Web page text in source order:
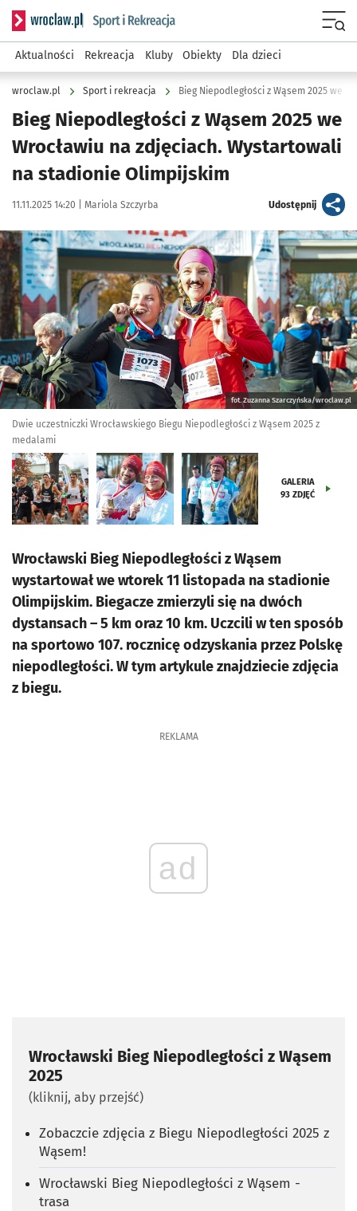
Serwis informacyjny wroclaw.pl podserwis: Sport i rekreacja
Aktualności Rekreacja Kluby Obiekty Dla dzieci
wroclaw.pl Sport i rekreacja Bieg Niepodległości z Wąsem 2025 we
Bieg Niepodległości z Wąsem 2025 we
Wrocławiu na zdjęciach. Wystartowali
na stadionie Olimpijskim
Data publikacji:
11.11.2025 14:20 | Autor:
Mariola Szczyrba Udostępnijartykuł
Kliknij, aby zobaczyć galerię
fot. Zuzanna Szarczyńska/wroclaw.pl
Dwie uczestniczki Wrocławskiego Biegu Niepodległości z Wąsem 2025 z
medalami
GALERIA
93 ZDJĘĆ
Wrocławski Bieg Niepodległości z Wąsem
wystartował we wtorek 11 listopada na stadionie
Olimpijskim. Biegacze zmierzyli się na dwóch
dystansach – 5 km oraz 10 km. Uczcili w ten sposób
na sportowo 107. rocznicę odzyskania przez Polskę
niepodległości. W tym artykule znajdziecie zdjęcia
z biegu.
REKLAMA
ad
Wrocławski Bieg Niepodległości z Wąsem
2025
(kliknij, aby przejść)
Zobaczcie zdjęcia z Biegu Niepodległości 2025 z
Wąsem!
Wrocławski Bieg Niepodległości z Wąsem -
trasa